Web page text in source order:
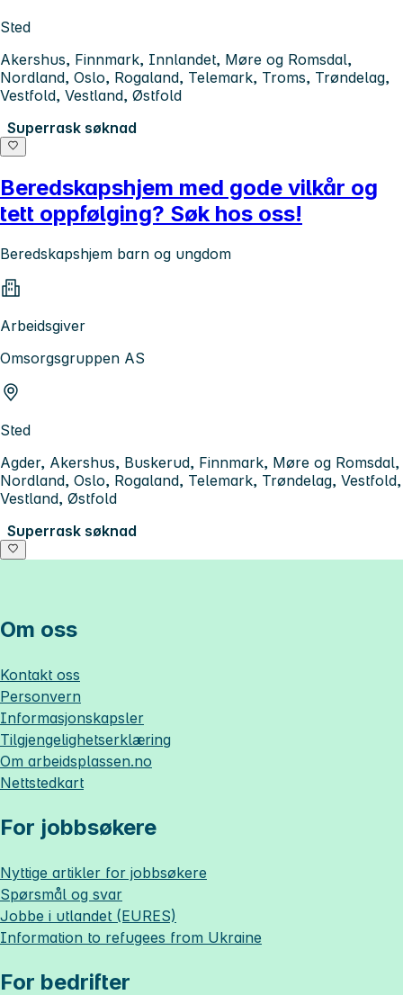
Sted
Akershus, Finnmark, Innlandet, Møre og Romsdal,
Nordland, Oslo, Rogaland, Telemark, Troms, Trøndelag,
Vestfold, Vestland, Østfold
Superrask søknad
Beredskapshjem med gode vilkår og
tett oppfølging? Søk hos oss!
Beredskapshjem barn og ungdom
Arbeidsgiver
Omsorgsgruppen AS
Sted
Agder, Akershus, Buskerud, Finnmark, Møre og Romsdal,
Nordland, Oslo, Rogaland, Telemark, Trøndelag, Vestfold,
Vestland, Østfold
Superrask søknad
Om oss
Kontakt oss
Personvern
Informasjonskapsler
Tilgjengelighetserklæring
Om arbeidsplassen.no
Nettstedkart
For jobbsøkere
Nyttige artikler for jobbsøkere
Spørsmål og svar
Jobbe i utlandet (EURES)
Information to refugees from Ukraine
For bedrifter